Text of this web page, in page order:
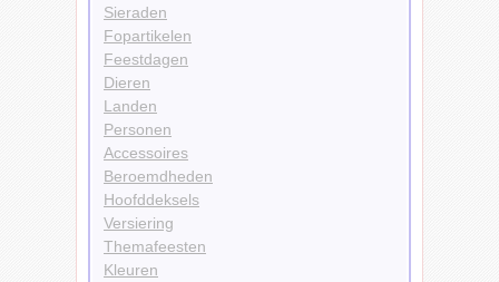
Sieraden
Fopartikelen
Feestdagen
Dieren
Landen
Personen
Accessoires
Beroemdheden
Hoofddeksels
Versiering
Themafeesten
Kleuren